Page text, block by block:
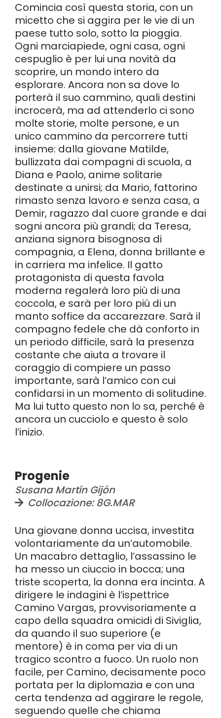
Comincia così questa storia, con un
micetto che si aggira per le vie di un
paese tutto solo, sotto la pioggia.
Ogni marciapiede, ogni casa, ogni
cespuglio è per lui una novità da
scoprire, un mondo intero da
esplorare. Ancora non sa dove lo
porterà il suo cammino, quali destini
incrocerà, ma ad attenderlo ci sono
molte storie, molte persone, e un
unico cammino da percorrere tutti
insieme: dalla giovane Matilde,
bullizzata dai compagni di scuola, a
Diana e Paolo, anime solitarie
destinate a unirsi; da Mario, fattorino
rimasto senza lavoro e senza casa, a
Demir, ragazzo dal cuore grande e dai
sogni ancora più grandi; da Teresa,
anziana signora bisognosa di
compagnia, a Elena, donna brillante e
in carriera ma infelice. Il gatto
protagonista di questa favola
moderna regalerà loro più di una
coccola, e sarà per loro più di un
manto soffice da accarezzare. Sarà il
compagno fedele che dà conforto in
un periodo difficile, sarà la presenza
costante che aiuta a trovare il
coraggio di compiere un passo
importante, sarà l’amico con cui
confidarsi in un momento di solitudine.
Ma lui tutto questo non lo sa, perché è
ancora un cucciolo e questo è solo
l’inizio.
Progenie
Susana Martín Gijón
Collocazione: 8G.MAR
Una giovane donna uccisa, investita
volontariamente da un’automobile.
Un macabro dettaglio, l’assassino le
ha messo un ciuccio in bocca; una
triste scoperta, la donna era incinta. A
dirigere le indagini è l’ispettrice
Camino Vargas, provvisoriamente a
capo della squadra omicidi di Siviglia,
da quando il suo superiore (e
mentore) è in coma per via di un
tragico scontro a fuoco. Un ruolo non
facile, per Camino, decisamente poco
portata per la diplomazia e con una
certa tendenza ad aggirare le regole,
seguendo quelle che chiama